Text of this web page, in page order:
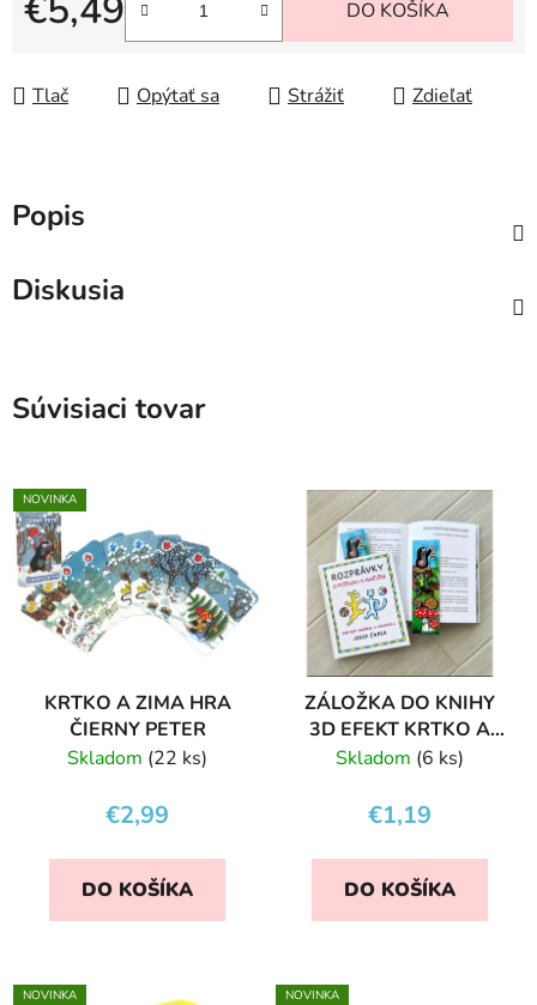
Jednotková cena:
DO KOŠÍKA
Tlač Opýtať sa Strážiť Zdieľať
Popis
Diskusia
Súvisiaci tovar
NOVINKA
KRTKO A ZIMA HRA
ČIERNY PETER
Skladom (22 ks)
€2,99
DO KOŠÍKA
ZÁLOŽKA DO KNIHY
3D EFEKT KRTKO A
ZVONČEK
Skladom (6 ks)
€1,19
DO KOŠÍKA
NOVINKA NOVINKA